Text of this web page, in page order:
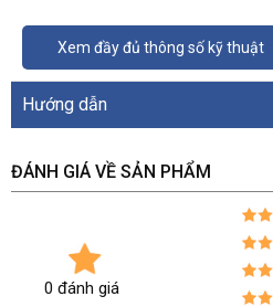
Xem đầy đủ thông số kỹ thuật
Hướng dẫn
ĐÁNH GIÁ VỀ SẢN PHẨM
0 đánh giá